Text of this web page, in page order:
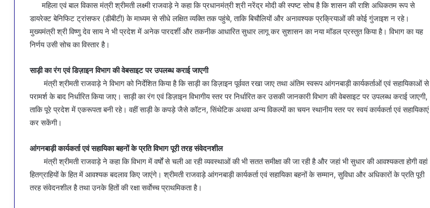
महिला एवं बाल विकास मंत्री श्रीमती लक्ष्मी राजवाड़े ने कहा कि प्रधानमंत्री श्री नरेंद्र मोदी की स्पष्ट सोच है कि शासन की राशि अधिकतम रूप से
डायरेक्ट बेनिफिट ट्रांसफर (डीबीटी) के माध्यम से सीधे लक्षित व्यक्ति तक पहुंचे, ताकि बिचौलियों और अनावश्यक प्रक्रियाओं की कोई गुंजाइश न रहे।
मुख्यमंत्री श्री विष्णु देव साय ने भी प्रदेश में अनेक पारदर्शी और तकनीक आधारित सुधार लागू कर सुशासन का नया मॉडल प्रस्तुत किया है। विभाग का यह
निर्णय उसी सोच का विस्तार है।
साड़ी का रंग एवं डिज़ाइन विभाग की वेबसाइट पर उपलब्ध कराई जाएगी
मंत्री श्रीमती राजवाड़े ने विभाग को निर्देशित किया है कि साड़ी का डिज़ाइन पूर्ववत रखा जाए तथा अंतिम स्वरूप आंगनबाड़ी कार्यकर्ताओं एवं सहायिकाओं से
परामर्श के बाद निर्धारित किया जाए। साड़ी का रंग एवं डिज़ाइन विभागीय स्तर पर निर्धारित कर उसकी जानकारी विभाग की वेबसाइट पर उपलब्ध कराई जाएगी,
ताकि पूरे प्रदेश में एकरूपता बनी रहे। वहीं साड़ी के कपड़े जैसे कॉटन, सिंथेटिक अथवा अन्य विकल्पों का चयन स्थानीय स्तर पर स्वयं कार्यकर्ता एवं सहायिकाएं
कर सकेंगी।
आंगनबाड़ी कार्यकर्ता एवं सहायिका बहनों के प्रति विभाग पूरी तरह संवेदनशील
मंत्री श्रीमती राजवाड़े ने कहा कि विभाग में वर्षों से चली आ रही व्यवस्थाओं की भी सतत समीक्षा की जा रही है और जहां भी सुधार की आवश्यकता होगी वहां
हितग्राहियों के हित में आवश्यक बदलाव किए जाएंगे। श्रीमती राजवाड़े आंगनबाड़ी कार्यकर्ता एवं सहायिका बहनों के सम्मान, सुविधा और अधिकारों के प्रति पूरी
तरह संवेदनशील है तथा उनके हितों की रक्षा सर्वाेच्च प्राथमिकता है।